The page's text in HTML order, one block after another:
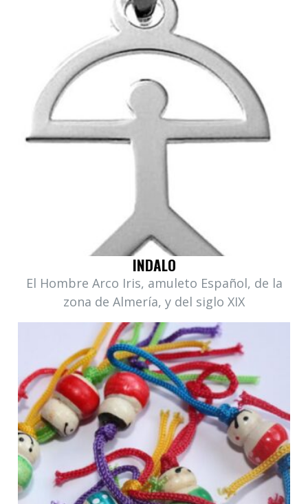
INDALO
El Hombre Arco Iris, amuleto Español, de la
zona de Almería, y del siglo XIX